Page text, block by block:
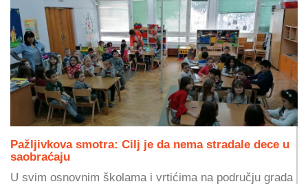
Pažljivkova smotra: Cilj je da nema stradale dece u
saobraćaju
U svim osnovnim školama i vrtićima na području grada